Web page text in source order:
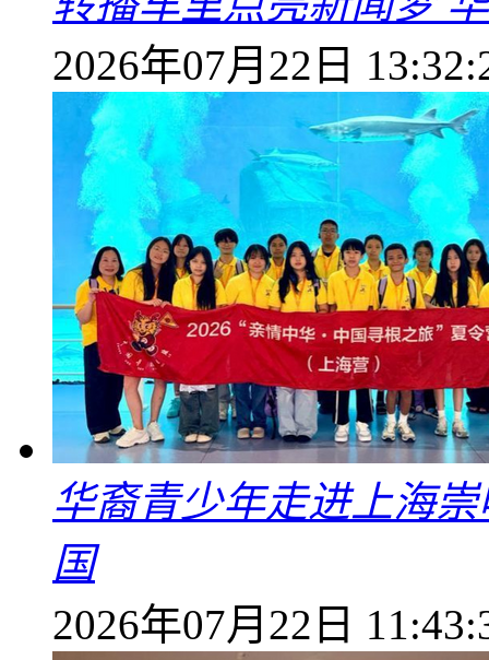
2026年07月22日
华裔青少年走进上海
国
2026年07月22日